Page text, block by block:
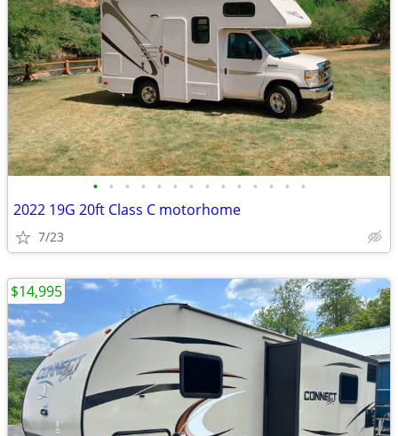
• • • • • • • • • • • • • •
2022 19G 20ft Class C motorhome
7/23
$14,995